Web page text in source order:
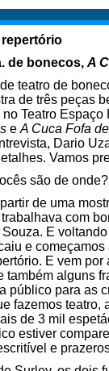
de bonecos, A
teatro de
de três peças
Teatro
e A Cuca Fofa
Dario
Vamos
são de
de uma
com
E
e
E vem
alguns
público para as
fazemos
de 3 mil
estiver
e